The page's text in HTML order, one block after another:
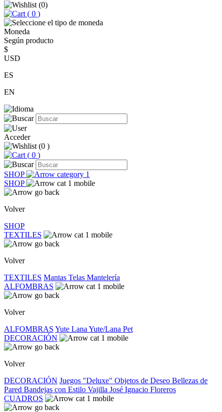
(0)
( 0 )
Moneda
Según producto
$
USD
ES
EN
Acceder
(0 )
( 0 )
SHOP
SHOP
Volver
SHOP
TEXTILES
Volver
TEXTILES Mantas Telas Mantelería
ALFOMBRAS
Volver
ALFOMBRAS Yute Lana Yute/Lana Pet
DECORACIÓN
Volver
DECORACIÓN Juegos "Deluxe" Objetos de Deseo Bellezas de
Pared Bandejas con Estilo Vajilla José Ignacio Floreros
CUADROS